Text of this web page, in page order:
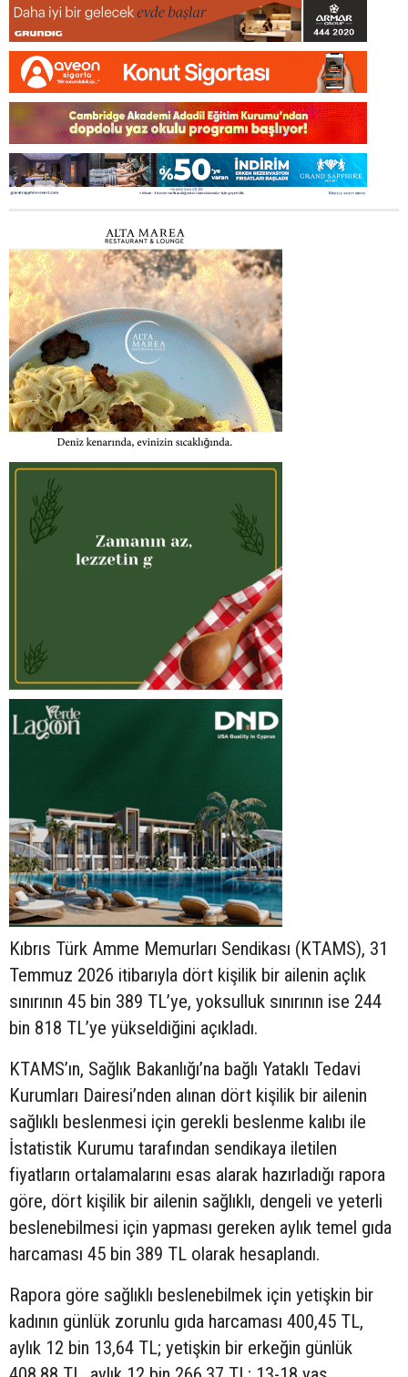
Kıbrıs Türk Amme Memurları Sendikası (KTAMS), 31
Temmuz 2026 itibarıyla dört kişilik bir ailenin açlık
sınırının 45 bin 389 TL’ye, yoksulluk sınırının ise 244
bin 818 TL’ye yükseldiğini açıkladı.
KTAMS’ın, Sağlık Bakanlığı’na bağlı Yataklı Tedavi
Kurumları Dairesi’nden alınan dört kişilik bir ailenin
sağlıklı beslenmesi için gerekli beslenme kalıbı ile
İstatistik Kurumu tarafından sendikaya iletilen
fiyatların ortalamalarını esas alarak hazırladığı rapora
göre, dört kişilik bir ailenin sağlıklı, dengeli ve yeterli
beslenebilmesi için yapması gereken aylık temel gıda
harcaması 45 bin 389 TL olarak hesaplandı.
Rapora göre sağlıklı beslenebilmek için yetişkin bir
kadının günlük zorunlu gıda harcaması 400,45 TL,
aylık 12 bin 13,64 TL; yetişkin bir erkeğin günlük